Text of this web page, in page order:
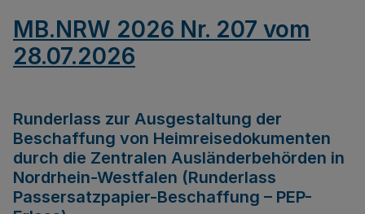
MB.NRW 2026 Nr. 207 vom
28.07.2026
Runderlass zur Ausgestaltung der
Beschaffung von Heimreisedokumenten
durch die Zentralen Ausländerbehörden in
Nordrhein-Westfalen (Runderlass
Passersatzpapier-Beschaffung – PEP-